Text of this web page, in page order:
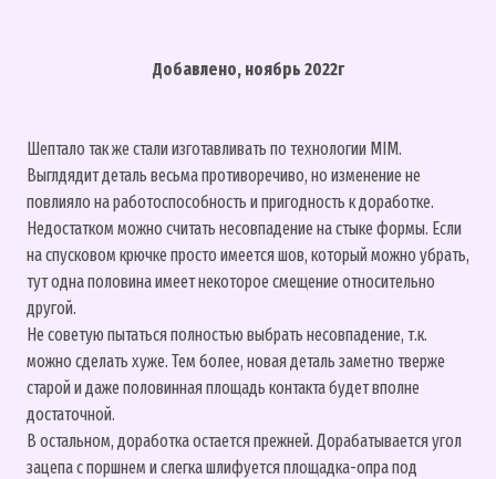
Добавлено, ноябрь 2022г
Шептало так же стали изготавливать по технологии MIM.
Выглдядит деталь весьма противоречиво, но изменение не
повлияло на работоспособность и пригодность к доработке.
Недостатком можно считать несовпадение на стыке формы. Если
на спусковом крючке просто имеется шов, который можно убрать,
тут одна половина имеет некоторое смещение относительно
другой.
Не советую пытаться полностью выбрать несовпадение, т.к.
можно сделать хуже. Тем более, новая деталь заметно тверже
старой и даже половинная площадь контакта будет вполне
достаточной.
В остальном, доработка остается прежней. Дорабатывается угол
зацепа с поршнем и слегка шлифуется площадка-опра под